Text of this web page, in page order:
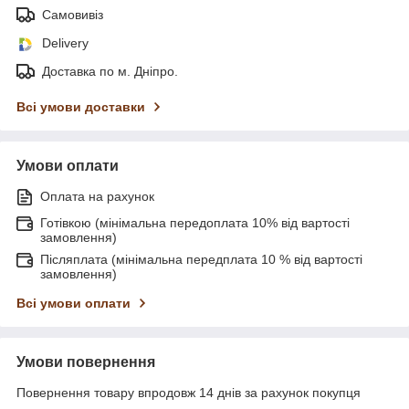
Самовивіз
Delivery
Доставка по м. Дніпро.
Всі умови доставки
Умови оплати
Оплата на рахунок
Готівкою (мінімальна передоплата 10% від вартості
замовлення)
Післяплата (мінімальна передплата 10 % від вартості
замовлення)
Всі умови оплати
Умови повернення
Повернення товару впродовж 14 днів за рахунок покупця